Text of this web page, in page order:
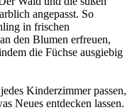
angepasst. So
in frischen
den Blumen erfreuen,
die Füchse ausgiebig
Kinderzimmer passen,
Neues entdecken lassen.